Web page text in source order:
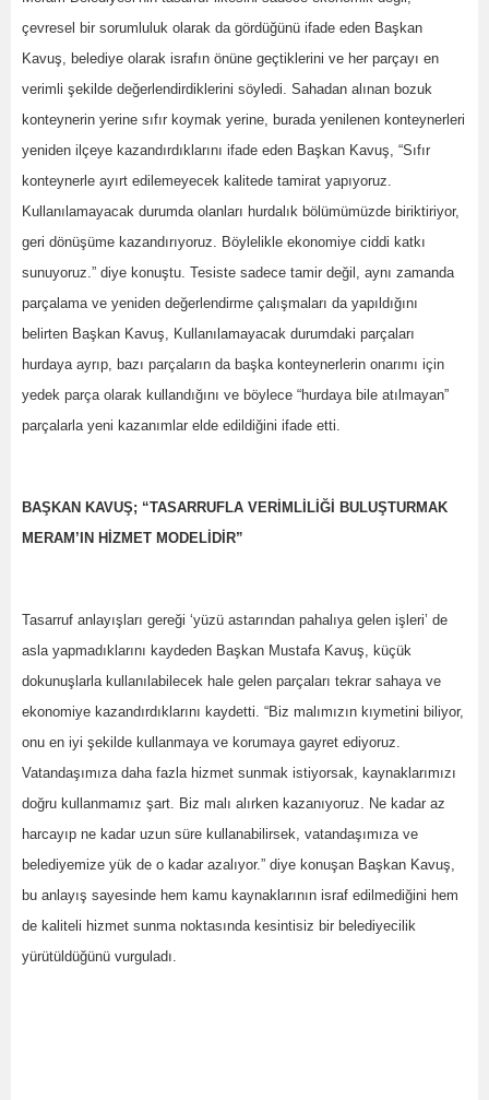
çevresel bir sorumluluk olarak da gördüğünü ifade eden Başkan
Kavuş, belediye olarak israfın önüne geçtiklerini ve her parçayı en
verimli şekilde değerlendirdiklerini söyledi. Sahadan alınan bozuk
konteynerin yerine sıfır koymak yerine, burada yenilenen konteynerleri
yeniden ilçeye kazandırdıklarını ifade eden Başkan Kavuş, “Sıfır
konteynerle ayırt edilemeyecek kalitede tamirat yapıyoruz.
Kullanılamayacak durumda olanları hurdalık bölümümüzde biriktiriyor,
geri dönüşüme kazandırıyoruz. Böylelikle ekonomiye ciddi katkı
sunuyoruz.” diye konuştu. Tesiste sadece tamir değil, aynı zamanda
parçalama ve yeniden değerlendirme çalışmaları da yapıldığını
belirten Başkan Kavuş, Kullanılamayacak durumdaki parçaları
hurdaya ayrıp, bazı parçaların da başka konteynerlerin onarımı için
yedek parça olarak kullandığını ve böylece “hurdaya bile atılmayan”
parçalarla yeni kazanımlar elde edildiğini ifade etti.
BAŞKAN KAVUŞ; “TASARRUFLA VERİMLİLİĞİ BULUŞTURMAK
MERAM’IN HİZMET MODELİDİR”
Tasarruf anlayışları gereği ‘yüzü astarından pahalıya gelen işleri’ de
asla yapmadıklarını kaydeden Başkan Mustafa Kavuş, küçük
dokunuşlarla kullanılabilecek hale gelen parçaları tekrar sahaya ve
ekonomiye kazandırdıklarını kaydetti. “Biz malımızın kıymetini biliyor,
onu en iyi şekilde kullanmaya ve korumaya gayret ediyoruz.
Vatandaşımıza daha fazla hizmet sunmak istiyorsak, kaynaklarımızı
doğru kullanmamız şart. Biz malı alırken kazanıyoruz. Ne kadar az
harcayıp ne kadar uzun süre kullanabilirsek, vatandaşımıza ve
belediyemize yük de o kadar azalıyor.” diye konuşan Başkan Kavuş,
bu anlayış sayesinde hem kamu kaynaklarının israf edilmediğini hem
de kaliteli hizmet sunma noktasında kesintisiz bir belediyecilik
yürütüldüğünü vurguladı.